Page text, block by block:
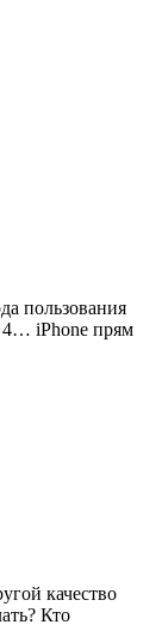
пользования
4… iPhone прям
качество
Кто